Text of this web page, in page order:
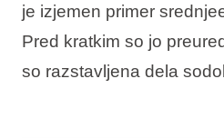
je izjemen primer
Pred kratkim so jo
so razstavljena dela